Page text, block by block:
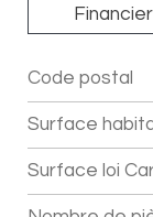
Financier
Label Value
Code postal
Surface
Surface loi